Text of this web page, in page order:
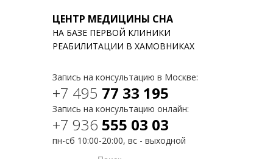
ЦЕНТР МЕДИЦИНЫ СНА
НА БАЗЕ ПЕРВОЙ КЛИНИКИ
РЕАБИЛИТАЦИИ В ХАМОВНИКАХ
Запись на консультацию в Москве:
+7 495 77 33 195
Запись на консультацию онлайн:
+7 936 555 03 03
пн-сб 10:00-20:00, вс - выходной